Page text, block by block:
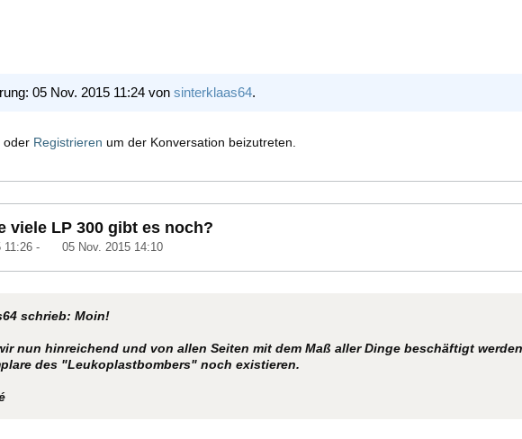
05 Nov. 2015 11:24 von sinterklaas64.
oder Registrieren um der Konversation beizutreten.
viele LP 300 gibt es noch?
11:26 - 05 Nov. 2015 14:10
schrieb: Moin!
nun hinreichend und von allen Seiten mit dem Maß aller Dinge beschäftigt
des "Leukoplastbombers" noch existieren.